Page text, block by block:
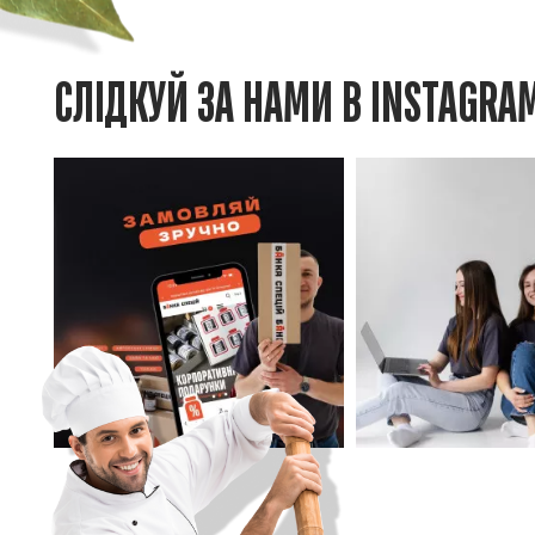
СЛІДКУЙ ЗА НАМИ В